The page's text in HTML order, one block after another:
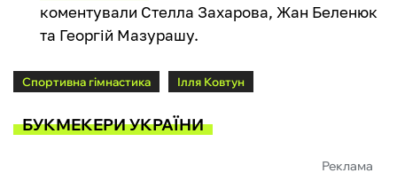
коментували Стелла Захарова, Жан Беленюк
та Георгій Мазурашу.
Спортивна гімнастика Ілля Ковтун
БУКМЕКЕРИ УКРАЇНИ
Реклама